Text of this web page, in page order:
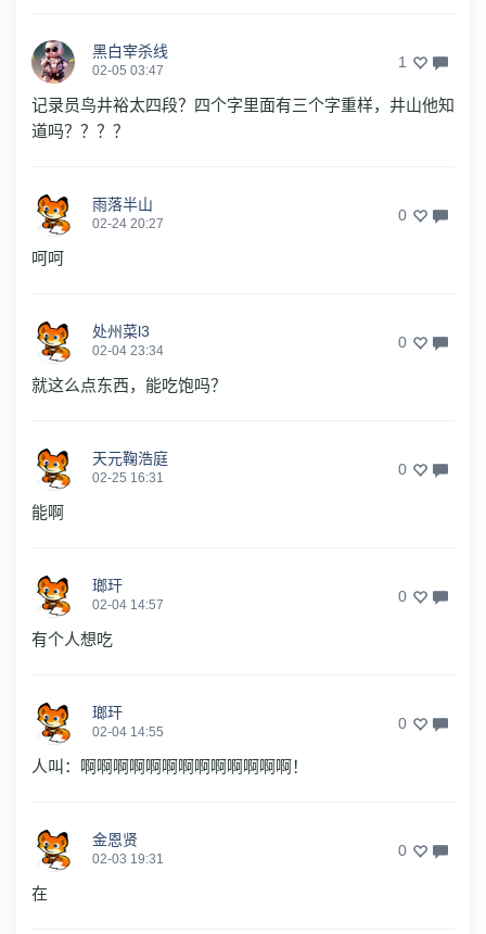
黑白宰杀线
02-05 03:47 1
记录员鸟井裕太四段？四个字里面有三个字重样，井山他知
道吗？？？？
雨落半山
02-24 20:27 0
呵呵
处州菜l3
02-04 23:34 0
就这么点东西，能吃饱吗？
天元鞠浩庭
02-25 16:31 0
能啊
瑯玕
02-04 14:57 0
有个人想吃
瑯玕
02-04 14:55 0
人叫：啊啊啊啊啊啊啊啊啊啊啊啊啊！
金恩贤
02-03 19:31 0
在